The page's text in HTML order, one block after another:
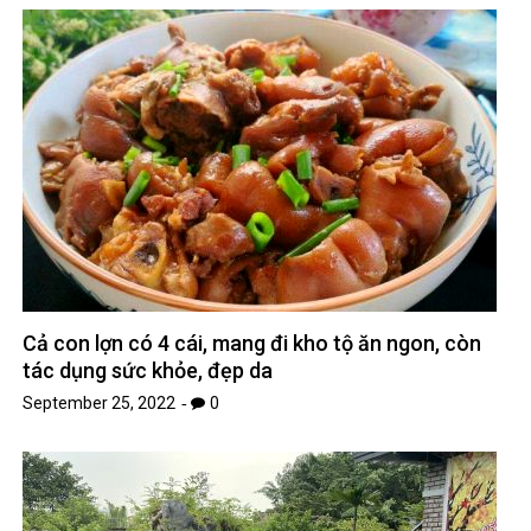
Cả con lợn có 4 cái, mang đi kho tộ ăn ngon, còn
tác dụng sức khỏe, đẹp da
September 25, 2022 0